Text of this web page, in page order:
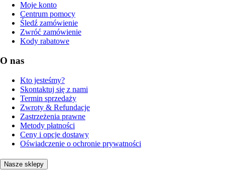
Moje konto
Centrum pomocy
Śledź zamówienie
Zwróć zamówienie
Kody rabatowe
O nas
Kto jesteśmy?
Skontaktuj się z nami
Termin sprzedaży
Zwroty & Refundacje
Zastrzeżenia prawne
Metody płatności
Ceny i opcje dostawy
Oświadczenie o ochronie prywatności
Nasze sklepy